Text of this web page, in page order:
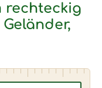
rechteckig